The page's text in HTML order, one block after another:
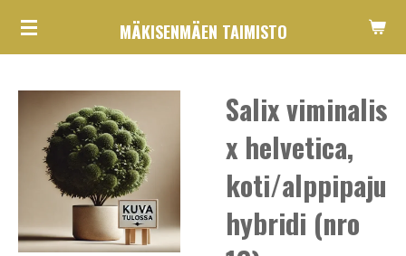
Siirry
MÄKISENMÄEN TAIMISTO
Salix viminalis
x helvetica,
koti/alppipaju
hybridi (nro